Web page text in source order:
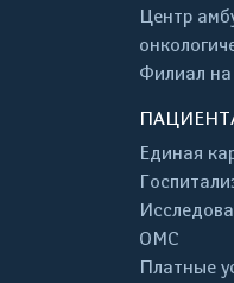
Центр
Филиал
Единая
ОМС
Платные